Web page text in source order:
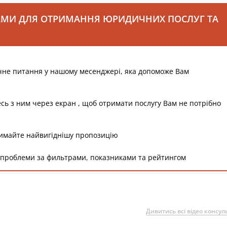
ДЛЯ ОТРИМАННЯ ЮРИДИЧНИХ ПОСЛУГ ТА
питання у нашому месенджері, яка допоможе Вам
з ним через екран , щоб отримати послугу Вам не потрібно
найвигіднішу пропозицію
за фильтрами, показниками та рейтингом
Дивитись всі відео